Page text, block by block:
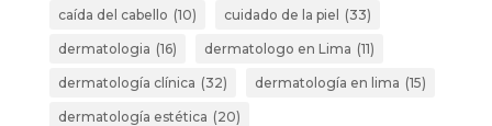
caída del cabello (10) cuidado de la piel (33)
dermatologia (16) dermatologo en Lima (11)
dermatología clínica (32) dermatología en lima (15)
dermatología estética (20)